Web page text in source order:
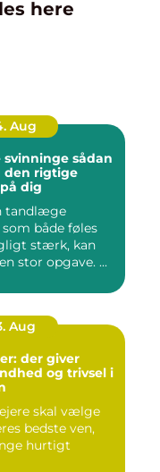
here
Aug
sådan
rigtige
dig
tandlæge
både føles
stærk, kan
stor opgave. ...
Aug
der giver
og trivsel i
skal vælge
bedste ven,
hurtigt